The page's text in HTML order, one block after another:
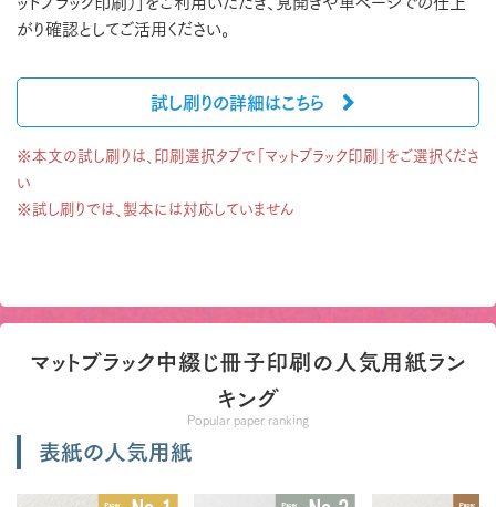
がり確認としてご活用ください。
試し刷りの詳細はこちら
※本文の試し刷りは、印刷選択タブで「マットブラック印刷」をご選択くださ
い
※試し刷りでは、製本には対応していません
マットブラック中綴じ冊子印刷の人気用紙ラン
キング
Popular paper ranking
表紙の人気用紙